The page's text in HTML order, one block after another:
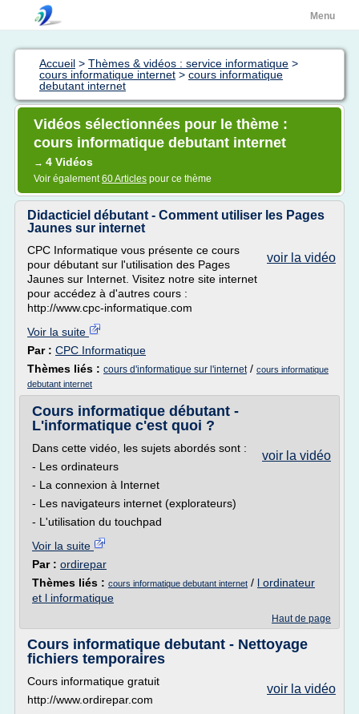
Menu
Accueil > Thèmes & vidéos : service informatique >
cours informatique internet > cours informatique
debutant internet
Vidéos sélectionnées pour le thème :
cours informatique debutant internet
→ 4 Vidéos
Voir également60 Articles pour ce thème
Didacticiel débutant - Comment utiliser les Pages
Jaunes sur internet
voir la vidéo
CPC Informatique vous présente ce cours
pour débutant sur l'utilisation des Pages
Jaunes sur Internet. Visitez notre site internet
pour accédez à d'autres cours :
http://www.cpc-informatique.com
Voir la suite
Par : CPC Informatique
Thèmes liés : cours d'informatique sur l'internet/ cours informatique
debutant internet
Cours informatique débutant -
L'informatique c'est quoi ?
voir la vidéo
Dans cette vidéo, les sujets abordés sont :
- Les ordinateurs
- La connexion à Internet
- Les navigateurs internet (explorateurs)
- L'utilisation du touchpad
Voir la suite
Par : ordirepar
Thèmes liés : cours informatique debutant internet / l ordinateur
et l informatique
Haut de page
Cours informatique debutant - Nettoyage
fichiers temporaires
voir la vidéo
Cours informatique gratuit
http://www.ordirepar.com